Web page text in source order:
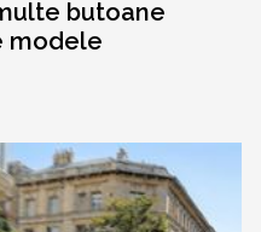
butoane
modele